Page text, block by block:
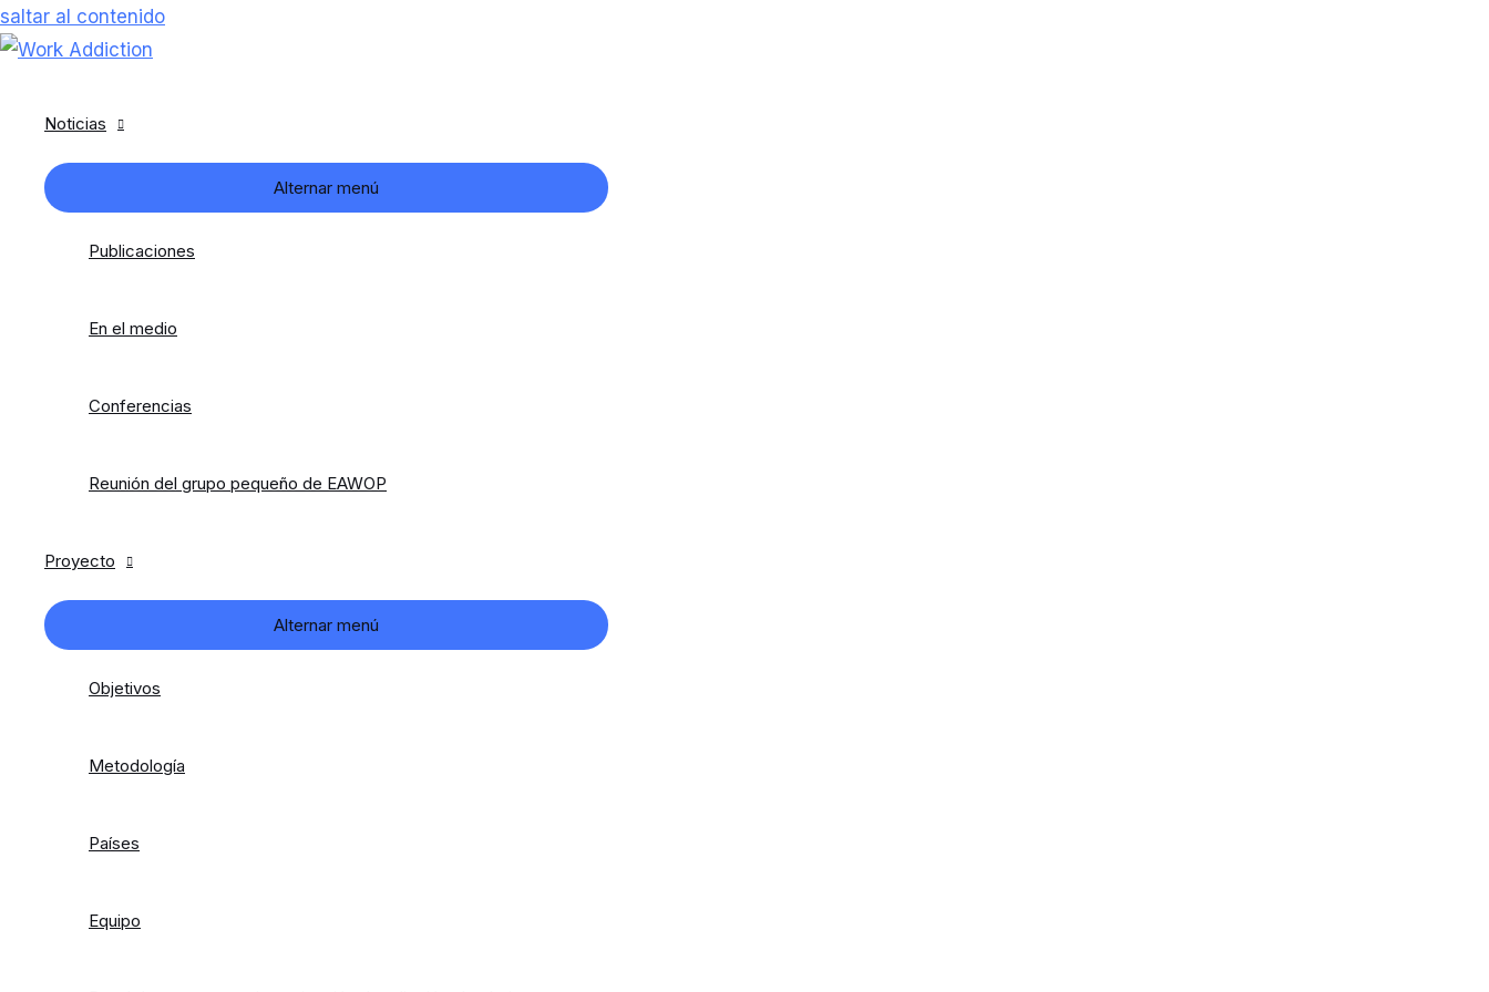
saltar al contenido
Noticias
Alternar menú
Publicaciones
En el medio
Conferencias
Reunión del grupo pequeño de EAWOP
Proyecto
Alternar menú
Objetivos
Metodología
Países
Equipo